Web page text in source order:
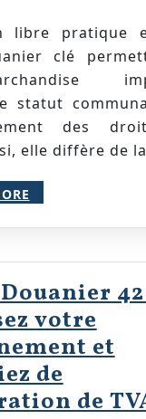
:
Tout
ce
que
vous
devez
savoir
pour
vos
clé
statut
des
elle diffère de la
MORE
votre
et
de
de